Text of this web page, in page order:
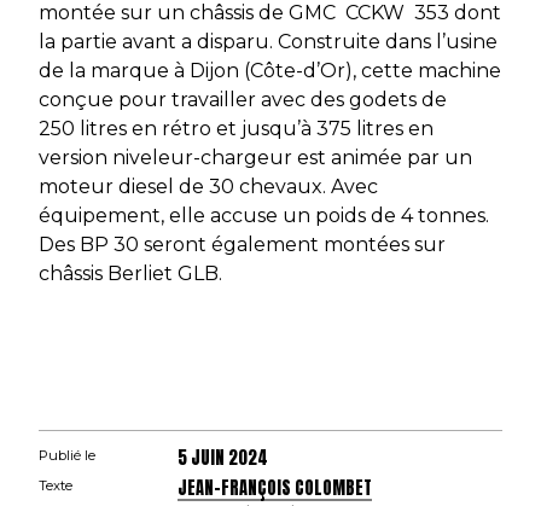
montée sur un châssis de GMC CCKW 353 dont
la partie avant a disparu. Construite dans l’usine
de la marque à Dijon (Côte-d’Or), cette machine
conçue pour travailler avec des godets de
250 litres en rétro et jusqu’à 375 litres en
version niveleur-chargeur est animée par un
moteur diesel de 30 chevaux. Avec
équipement, elle accuse un poids de 4 tonnes.
Des BP 30 seront également montées sur
châssis Berliet GLB.
Publié le 5 JUIN 2024
Texte JEAN-FRANÇOIS COLOMBET